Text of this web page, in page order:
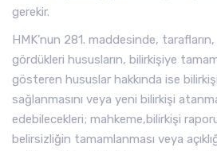
gerekir.
HMK’nun 281. maddesinde,
gördükleri hususların, bilirkişiye
gösteren hususlar hakkında ise
sağlanmasını veya yeni bilirkişi
edebilecekleri; mahkeme,bilirkişi
belirsizliğin tamamlanması veya